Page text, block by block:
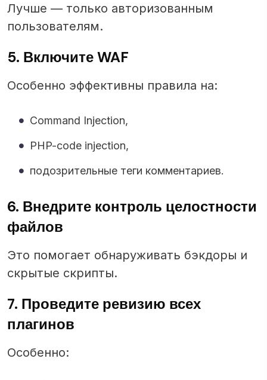
Лучше — только авторизованным
пользователям.
5. Включите WAF
Особенно эффективны правила на:
Command Injection,
PHP-code injection,
подозрительные теги комментариев.
6. Внедрите контроль целостности
файлов
Это помогает обнаруживать бэкдоры и
скрытые скрипты.
7. Проведите ревизию всех
плагинов
Особенно: